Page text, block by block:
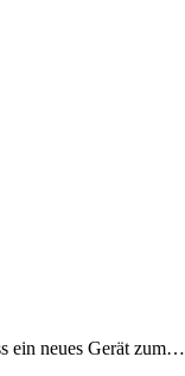
ein neues Gerät zum…